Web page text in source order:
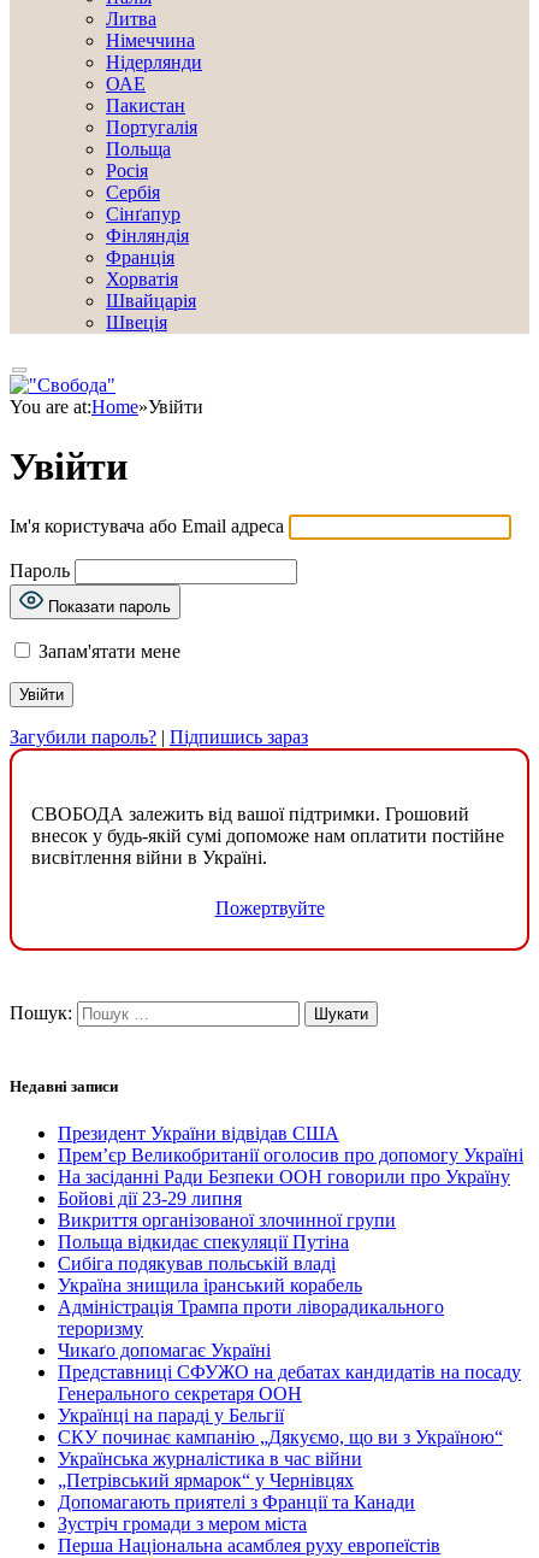
Литва
Німеччина
Нідерлянди
ОАЕ
Пакистан
Португалія
Польща
Росія
Сербія
Сінґапур
Фінляндія
Франція
Хорватія
Швайцарія
Швеція
You are at:Home»Увійти
Увійти
Ім'я користувача або Email адреса
Пароль
Показати пароль
Запам'ятати мене
Загубили пароль? | Підпишись зараз
СВОБОДА залежить від вашої підтримки. Грошовий
внесок у будь-якій сумі допоможе нам оплатити постійне
висвітлення війни в Україні.
Пожертвуйте
Пошук:
Недавні записи
Президент України відвідав США
Прем’єр Великобританії оголосив про допомогу Україні
На засіданні Ради Безпеки ООН говорили про Україну
Бойові дії 23-29 липня
Викриття організованої злочинної групи
Польща відкидає спекуляції Путіна
Сибіга подякував польській владі
Україна знищила іранський корабель
Адміністрація Трампа проти ліворадикального
тероризму
Чикаґо допомагає Україні
Представниці СФУЖО на дебатах кандидатів на посаду
Генерального секретаря ООН
Українці на параді у Бельгії
СКУ починає кампанію „Дякуємо, що ви з Україною“
Українська журналістика в час війни
„Петрівський ярмарок“ у Чернівцях
Допомагають приятелі з Франції та Канади
Зустріч громади з мером міста
Перша Національна асамблея руху европеїстів